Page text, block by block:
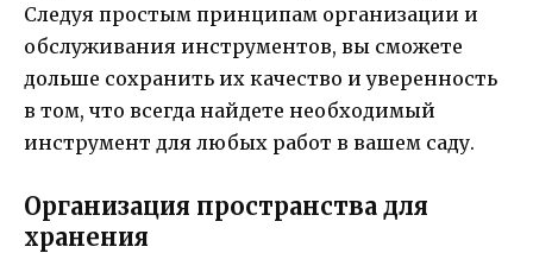
Следуя простым принципам организации и
обслуживания инструментов, вы сможете
дольше сохранить их качество и уверенность
в том, что всегда найдете необходимый
инструмент для любых работ в вашем саду.
Организация пространства для
хранения